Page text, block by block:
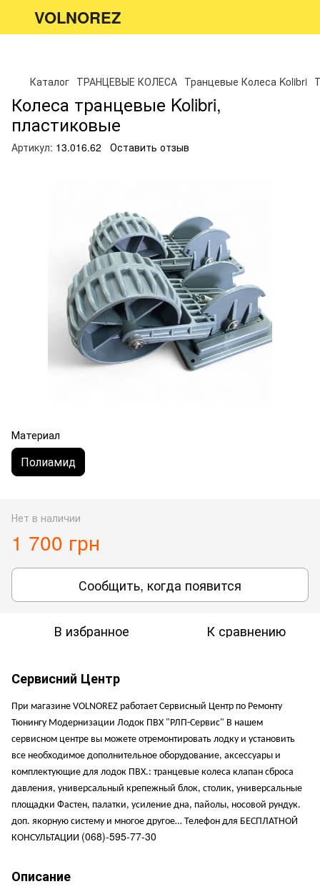
VOLNOREZ
Каталог ТРАНЦЕВЫЕ КОЛЕСА Транцевые Колеса Kolibri
Колеса транцевые Kolibri,
пластиковые
Артикул: 13.016.62 Оставить отзыв
Материал
Полиамид
Нет в наличии
1 700 грн
Сообщить, когда появится
В избранное К сравнению
Сервисний Центр
При магазине VOLNOREZ работает Сервисный Центр по Ремонту
Тюнингу Модернизации Лодок ПВХ "РЛП-Сервис" В нашем
сервисном центре вы можете отремонтировать лодку и установить
все необходимое дополнительное оборудование, аксессуары и
комплектующие для лодок ПВХ.: транцевые колеса клапан сброса
давления, универсальный крепежный блок, столик, универсальные
площадки Фастен, палатки, усиление дна, пайолы, носовой рундук.
доп. якорную систему и многое другое… Телефон для БЕСПЛАТНОЙ
КОНСУЛЬТАЦИИ (068)-595-77-30
Описание